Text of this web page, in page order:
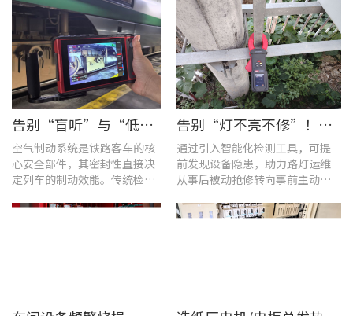
告别“盲听”与“低效” | 优利德智能检测方案助力铁路运维检修提质增效
空气制动系统是铁路客车的核
心安全部件，其密封性直接决
定列车的制动效能。传统检修
的排查方式，不仅耗时费力，
告别“灯不亮不修”！优利德产品组合赋能城市道路照明设施运维更高效
通过引入智能化检测工具，可提
前发现设备隐患，助力路灯运维
从事后被动抢修转向事前主动预